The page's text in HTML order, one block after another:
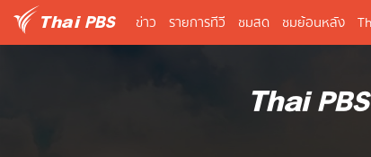
ข่าว รายการทีวี ชมสด ชมย้อนหลัง